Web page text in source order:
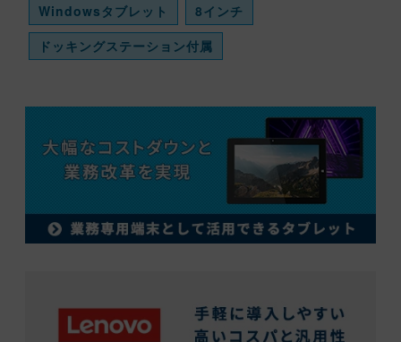
Windowsタブレット
8インチ
ドッキングステーション付属